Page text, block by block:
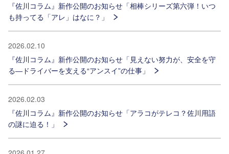
『佐川コラム』新作公開のお知らせ「相棒シリーズ第六弾！いつ
も持ってる「アレ」はなに？」
2026.02.10
『佐川コラム』新作公開のお知らせ「見えない努力が、安全を守
る―ドライバーを支える“アンスイ”の仕事」
2026.02.03
『佐川コラム』新作公開のお知らせ「アラコがテレコ？佐川用語
の謎に迫る！」